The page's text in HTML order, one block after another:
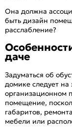
Она должна
быть дизайн
расслабление?
даче
Задуматься об
домике следует на
организационном
помещение,
габаритов,
мебели или